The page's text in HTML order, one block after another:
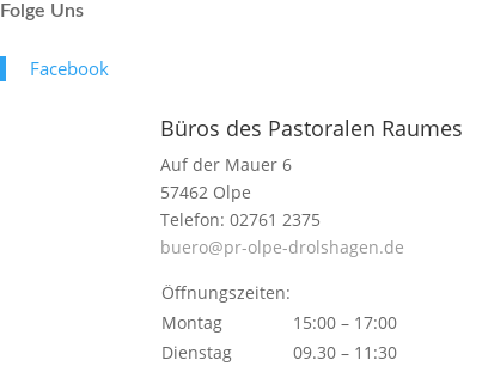
Folge Uns
Face­book
Büros des Pastoralen Raumes
Auf der Mauer 6
57462 Olpe
Telefon: 02761 2375
buero@pr-olpe-drolshagen.de
Öffnungszeiten:
Montag
15:00 – 17:00
Dienstag
09.30 – 11:30